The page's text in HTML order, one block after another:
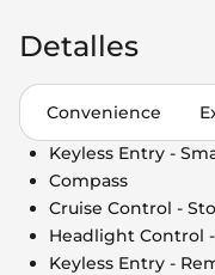
Detalles
Convenience
Keyless Entry -
Compass
Cruise Control -
Headlight Control
Keyless Entry -